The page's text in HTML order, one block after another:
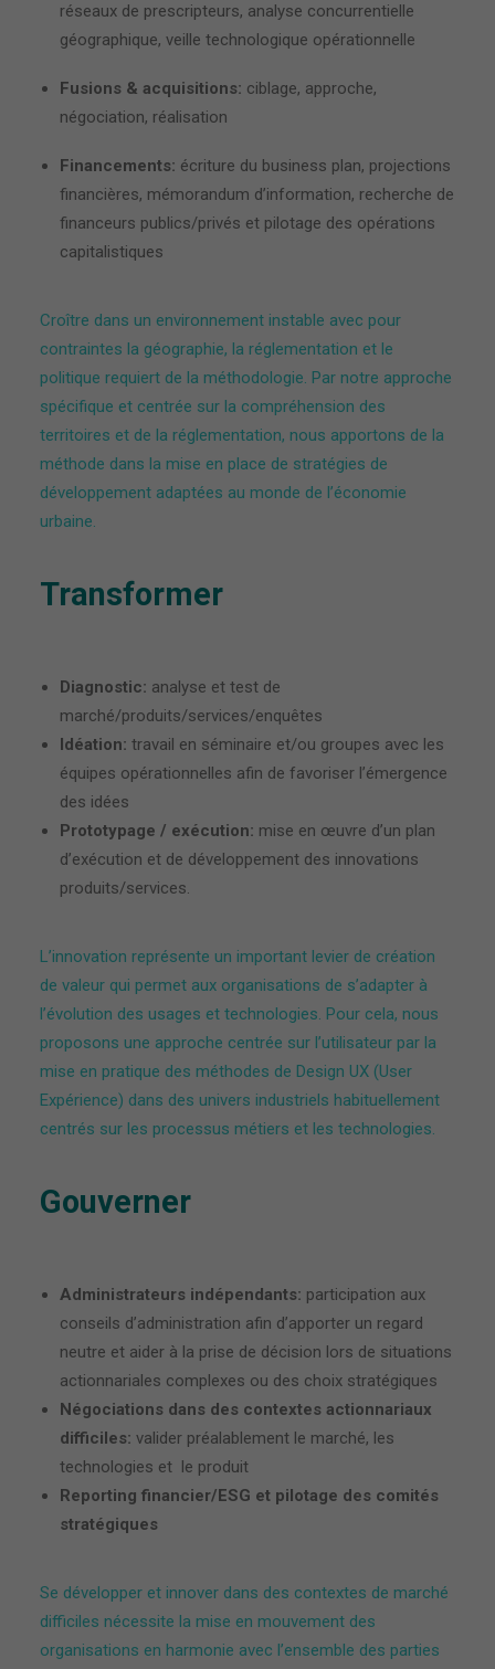
réseaux de prescripteurs, analyse concurrentielle
géographique, veille technologique opérationnelle
Fusions & acquisitions: ciblage, approche,
négociation, réalisation
Financements: écriture du business plan, projections
financières, mémorandum d’information, recherche de
financeurs publics/privés et pilotage des opérations
capitalistiques
Croître dans un environnement instable avec pour
contraintes la géographie, la réglementation et le
politique requiert de la méthodologie. Par notre approche
spécifique et centrée sur la compréhension des
territoires et de la réglementation, nous apportons de la
méthode dans la mise en place de stratégies de
développement adaptées au monde de l’économie
urbaine.
Transformer
Diagnostic: analyse et test de
marché/produits/services/enquêtes
Idéation: travail en séminaire et/ou groupes avec les
équipes opérationnelles afin de favoriser l’émergence
des idées
Prototypage / exécution: mise en œuvre d’un plan
d’exécution et de développement des innovations
produits/services.
L’innovation représente un important levier de création
de valeur qui permet aux organisations de s’adapter à
l’évolution des usages et technologies. Pour cela, nous
proposons une approche centrée sur l’utilisateur par la
mise en pratique des méthodes de Design UX (User
Expérience) dans des univers industriels habituellement
centrés sur les processus métiers et les technologies.
Gouverner
Administrateurs indépendants: participation aux
conseils d’administration afin d’apporter un regard
neutre et aider à la prise de décision lors de situations
actionnariales complexes ou des choix stratégiques
Négociations dans des contextes actionnariaux
difficiles: valider préalablement le marché, les
technologies et le produit
Reporting financier/ESG et pilotage des comités
stratégiques
Se développer et innover dans des contextes de marché
difficiles nécessite la mise en mouvement des
organisations en harmonie avec l’ensemble des parties